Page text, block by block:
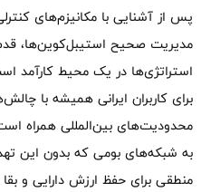
پس از آشنایی با مکانیزم‌های
مدیریت صحیح استیبل‌کوین‌ها،
استراتژی‌ها در یک محیط کارآمد
برای کاربران ایرانی همیشه با
محدودیت‌های بین‌المللی همراه
به شبکه‌های بومی که بدون این
منطقی برای حفظ ارزش دارایی و بقا